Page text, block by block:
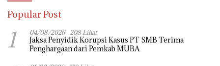
Popular Post
1 04/08/2026 208 Lihat
Jaksa Penyidik Korupsi Kasus PT SMB Terima
Penghargaan dari Pemkab MUBA